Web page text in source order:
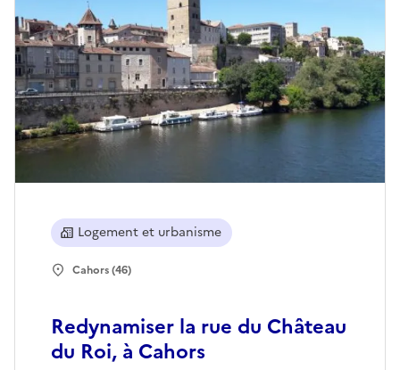
Redynamiser la rue du Château
du Roi, à Cahors
Logement et urbanisme
Cahors (46)